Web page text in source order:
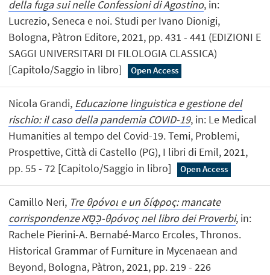
della fuga sui nelle Confessioni di Agostino, in:
Lucrezio, Seneca e noi. Studi per Ivano Dionigi,
Bologna, Pàtron Editore, 2021, pp. 431 - 441 (EDIZIONI E
SAGGI UNIVERSITARI DI FILOLOGIA CLASSICA)
[Capitolo/Saggio in libro]
Open Access
Nicola Grandi, Educazione linguistica e gestione del
rischio: il caso della pandemia COVID-19, in: Le Medical
Humanities al tempo del Covid-19. Temi, Problemi,
Prospettive, Città di Castello (PG), I libri di Emil, 2021,
pp. 55 - 72 [Capitolo/Saggio in libro]
Open Access
Camillo Neri, Tre θρόνοι e un δίφρος: mancate
corrispondenze כּׅסֵּא-θρόνος nel libro dei Proverbi, in:
Rachele Pierini-A. Bernabé-Marco Ercoles, Thronos.
Historical Grammar of Furniture in Mycenaean and
Beyond, Bologna, Pàtron, 2021, pp. 219 - 226